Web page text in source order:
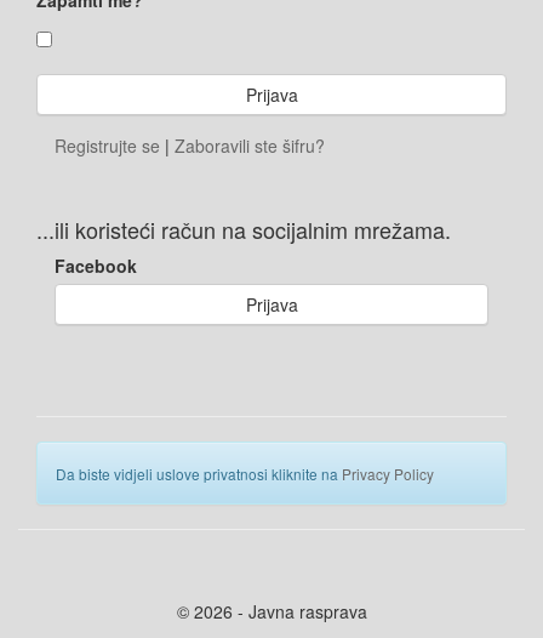
Registrujte se | Zaboravili ste šifru?
...ili koristeći račun na socijalnim mrežama.
Facebook
Prijava
Da biste vidjeli uslove privatnosi kliknite na Privacy Policy
© 2026 - Javna rasprava